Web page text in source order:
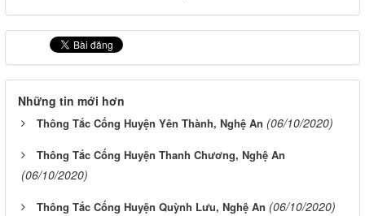
Những tin mới hơn
Thông Tắc Cống Huyện Yên Thành, Nghệ An (06/10/2020)
Thông Tắc Cống Huyện Thanh Chương, Nghệ An
(06/10/2020)
Thông Tắc Cống Huyện Quỳnh Lưu, Nghệ An (06/10/2020)